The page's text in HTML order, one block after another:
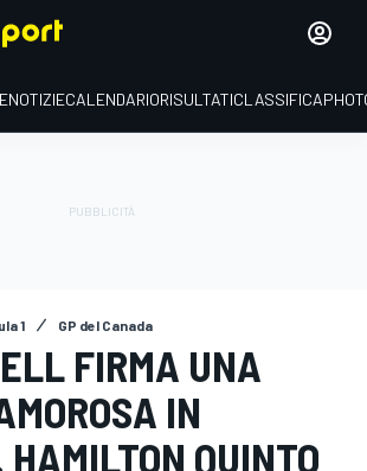
NOTIZIECALENDARIORISULTATICLASSIFICA
1 GP del Canada
FIRMA UNA
IN
QUINTO